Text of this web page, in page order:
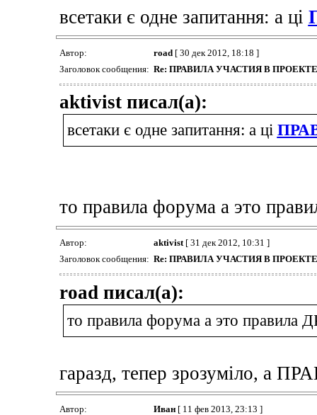
всетаки є одне запитання: а ці
Автор: road[ 30 дек 2012, 18:18 ]
Заголовок сообщения: Re: ПРАВИЛА УЧАСТИЯ В
aktivist писал(а):
всетаки є одне запитання: а ці
то правила форума а это
Автор: aktivist[ 31 дек 2012, 10:31 ]
Заголовок сообщения: Re: ПРАВИЛА УЧАСТИЯ В
road писал(а):
то правила форума а это правила
гаразд, тепер зрозуміло, а
Автор: Иван[ 11 фев 2013, 23:13 ]